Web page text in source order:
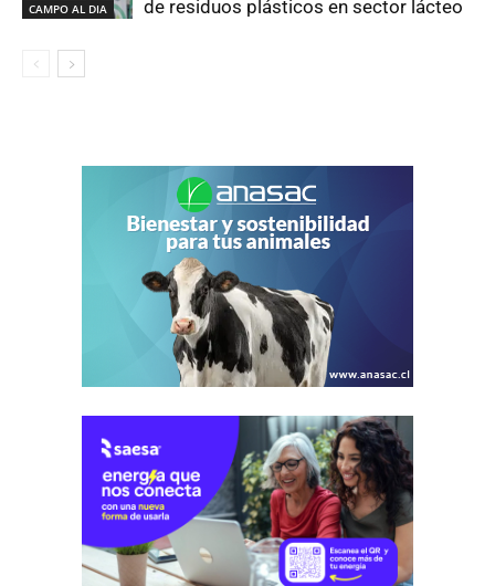
CAMPO AL DIA
de residuos plásticos en sector lácteo